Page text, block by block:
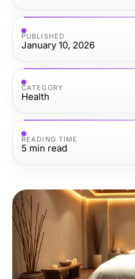
PUBLISHED
January 10, 2026
CATEGORY
Health
READING TIME
5 min read